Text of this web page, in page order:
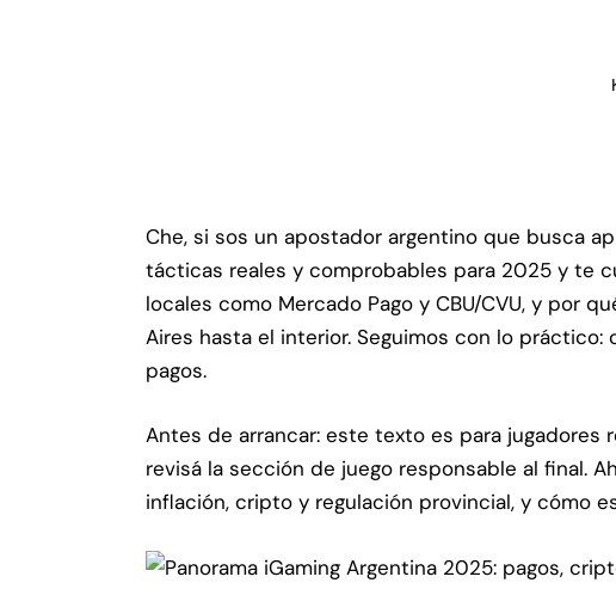
Che, si sos un apostador argentino que busca
tácticas reales y comprobables para 2025 y te
locales como Mercado Pago y CBU/CVU, y por
Aires hasta el interior. Seguimos con lo
pagos.
Antes de arrancar: este texto es para jugadores
revisá la sección de juego responsable al final.
inflación, cripto y regulación provincial, y cómo